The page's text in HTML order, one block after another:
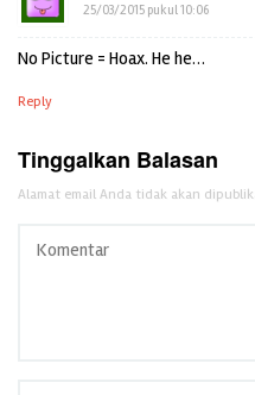
25/03/2015 pukul 10:06
No Picture = Hoax. He he…
Reply
Tinggalkan Balasan
Alamat email Anda tidak akan